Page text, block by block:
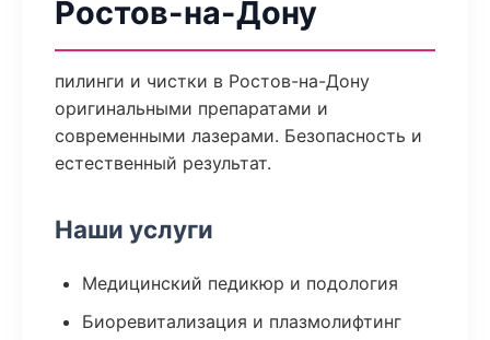
Ростов-на-Дону
пилинги и чистки в Ростов-на-Дону
оригинальными препаратами и
современными лазерами. Безопасность и
естественный результат.
Наши услуги
Медицинский педикюр и подология
Биоревитализация и плазмолифтинг